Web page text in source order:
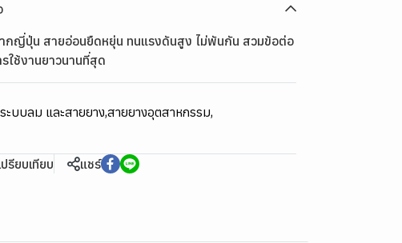
ากญี่ปุ่น สายอ่อนยืดหยุ่น ทนแรงดันสูง ไม่พันกัน สวมข้อต่อ
ใช้งานยาวนานที่สุด
ะบบลม และสายยาง,สายยางอุตสาหกรรม,
ปรียบเทียบ แชร์